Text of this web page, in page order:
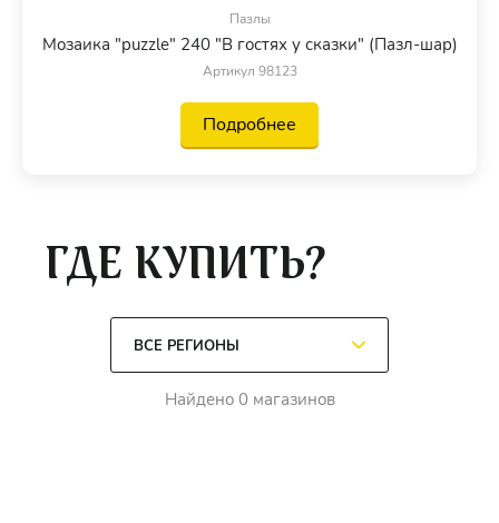
Пазлы
Мозаика "puzzle" 240 "В гостях у сказки" (Пазл-шар)
Артикул 98123
Подробнее
ГДЕ КУПИТЬ?
Найдено 0 магазинов